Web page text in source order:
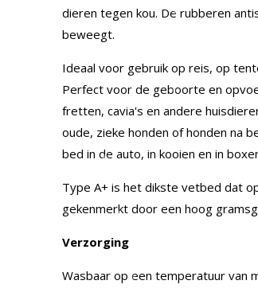
dieren tegen kou. De rubberen
beweegt.
Ideaal voor gebruik op reis, op
Perfect voor de geboorte en
fretten, cavia's en andere
oude, zieke honden of honden na
bed in de auto, in kooien en in
Type A+ is het dikste vetbed dat
gekenmerkt door een hoog
Verzorging
Wasbaar op een temperatuur van